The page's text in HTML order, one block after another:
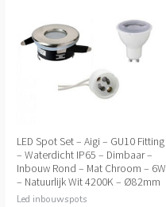
LED Spot Set – Aigi – GU10 Fitting
– Waterdicht IP65 – Dimbaar –
Inbouw Rond – Mat Chroom – 6W
– Natuurlijk Wit 4200K – Ø82mm
Led inbouwspots